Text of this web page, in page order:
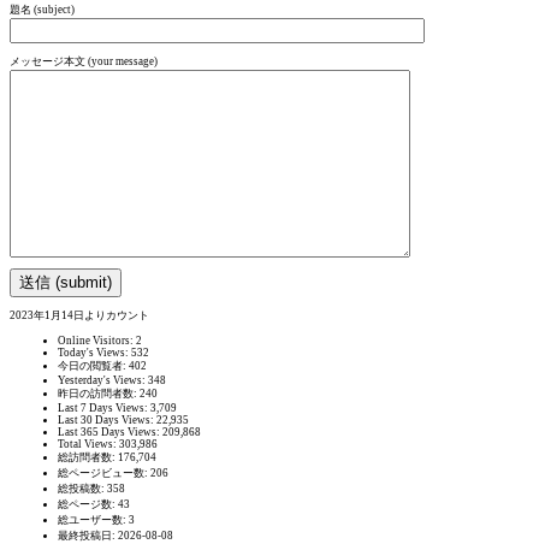
題名 (subject)
メッセージ本文 (your message)
2023年1月14日よりカウント
Online Visitors: 2
Today's Views: 532
今日の閲覧者: 402
Yesterday's Views: 348
昨日の訪問者数: 240
Last 7 Days Views: 3,709
Last 30 Days Views: 22,935
Last 365 Days Views: 209,868
Total Views: 303,986
総訪問者数: 176,704
総ページビュー数: 206
総投稿数: 358
総ページ数: 43
総ユーザー数: 3
最終投稿日: 2026-08-08